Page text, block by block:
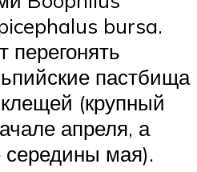
bursa.
перегонять
пастбища
(крупный
апреля, а
середины мая).